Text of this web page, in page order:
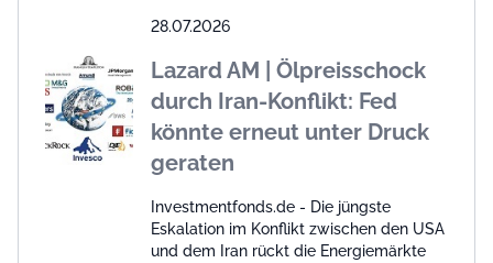
28.07.2026
Lazard AM | Ölpreisschock
durch Iran-Konflikt: Fed
könnte erneut unter Druck
geraten
Investmentfonds.de - Die jüngste
Eskalation im Konflikt zwischen den USA
und dem Iran rückt die Energiemärkte